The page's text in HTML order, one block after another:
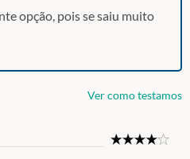
opção, pois se saiu muito
Ver como testamos